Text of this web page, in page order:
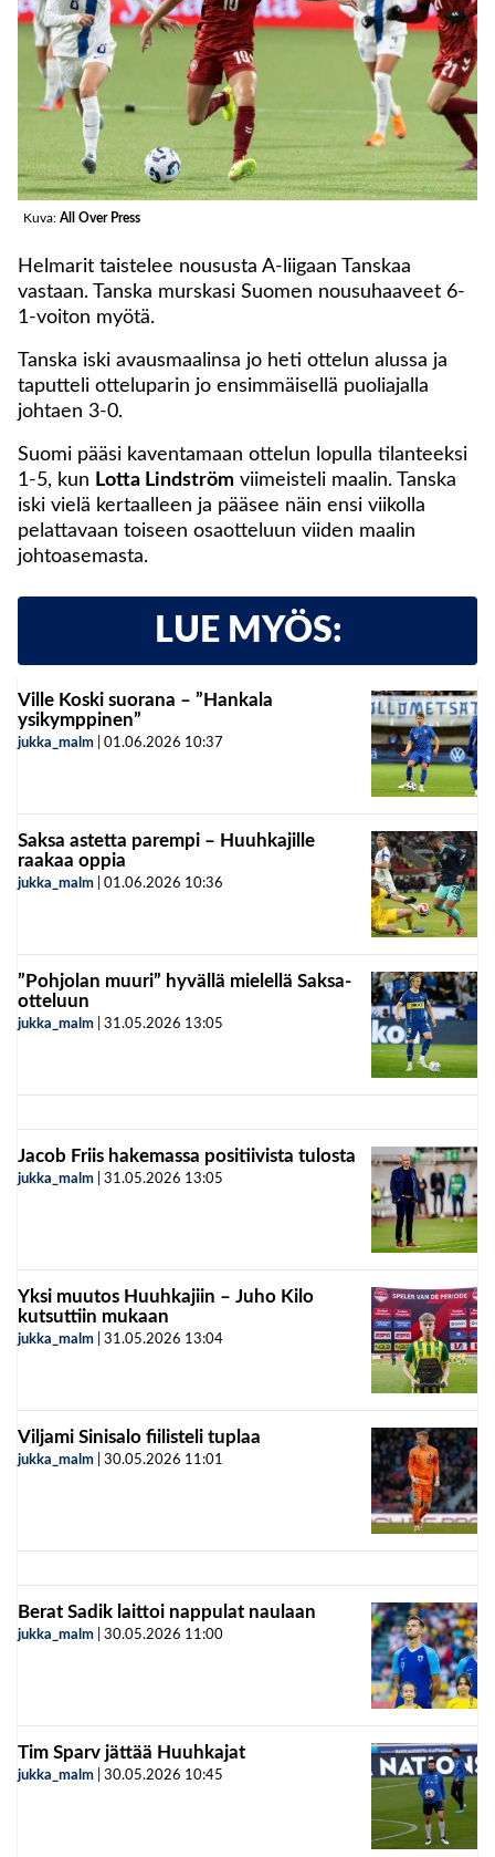
Kuva: All Over Press
Helmarit taistelee noususta A-liigaan Tanskaa
vastaan. Tanska murskasi Suomen nousuhaaveet 6-
1-voiton myötä.
Tanska iski avausmaalinsa jo heti ottelun alussa ja
taputteli otteluparin jo ensimmäisellä puoliajalla
johtaen 3-0.
Suomi pääsi kaventamaan ottelun lopulla tilanteeksi
1-5, kun Lotta Lindström viimeisteli maalin. Tanska
iski vielä kertaalleen ja pääsee näin ensi viikolla
pelattavaan toiseen osaotteluun viiden maalin
johtoasemasta.
LUE MYÖS:
Ville Koski suorana – ”Hankala
ysikymppinen”
jukka_malm 01.06.2026 10:37
Saksa astetta parempi – Huuhkajille
raakaa oppia
jukka_malm 01.06.2026 10:36
”Pohjolan muuri” hyvällä mielellä Saksa-
otteluun
jukka_malm 31.05.2026 13:05
Jacob Friis hakemassa positiivista tulosta
jukka_malm 31.05.2026 13:05
Yksi muutos Huuhkajiin – Juho Kilo
kutsuttiin mukaan
jukka_malm 31.05.2026 13:04
Viljami Sinisalo fiilisteli tuplaa
jukka_malm 30.05.2026 11:01
Berat Sadik laittoi nappulat naulaan
jukka_malm 30.05.2026 11:00
Tim Sparv jättää Huuhkajat
jukka_malm 30.05.2026 10:45